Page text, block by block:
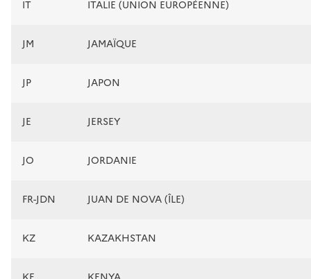
IT ITALIE (UNION EUROPÉENNE)
JM JAMAÏQUE
JP JAPON
JE JERSEY
JO JORDANIE
FR-JDN JUAN DE NOVA (ÎLE)
KZ KAZAKHSTAN